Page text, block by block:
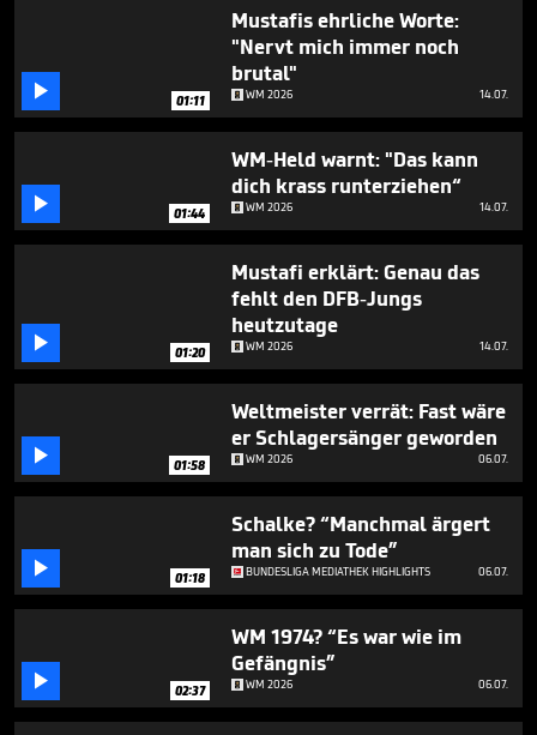
 01:11
Mustafis ehrliche Worte:
"Nervt mich immer noch
brutal"
WM 2026 14.07.
 01:44
WM-Held warnt: "Das kann
dich krass runterziehen“
WM 2026 14.07.
 01:20
Mustafi erklärt: Genau das
fehlt den DFB-Jungs
heutzutage
WM 2026 14.07.
 01:58
Weltmeister verrät: Fast wäre
er Schlagersänger geworden
WM 2026 06.07.
 01:18
Schalke? “Manchmal ärgert
man sich zu Tode”
BUNDESLIGA MEDIATHEK HIGHLIGHTS 06.07.
 02:37
WM 1974? “Es war wie im
Gefängnis”
WM 2026 06.07.